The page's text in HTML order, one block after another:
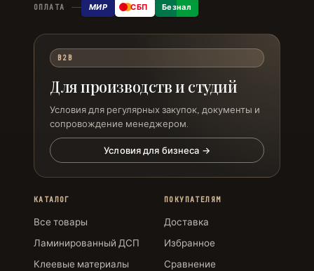
ОПЛАТА МИР СБП Безнал
B2B
Для производств и студий
Условия для регулярных закупок, документы и
сопровождение менеджером.
Условия для бизнеса →
КАТАЛОГ
Все товары
Ламинированный ДСП
Клеевые материалы
ПОКУПАТЕЛЯМ
Доставка
Избранное
Сравнение